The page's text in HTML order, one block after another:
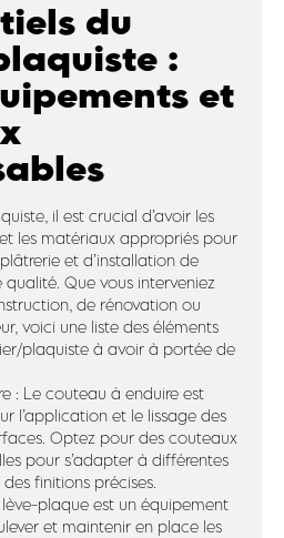
du
:
et
il est crucial d’avoir les
les matériaux appropriés pour
et d’installation de
Que vous interveniez
de rénovation ou
voici une liste des éléments
plaquiste à avoir à portée de
: Le couteau à enduire est
l’application et le lissage des
Optez pour des couteaux
pour s’adapter à différentes
finitions précises.
lève-plaque est un équipement
et maintenir en place les